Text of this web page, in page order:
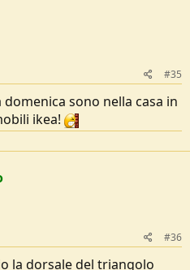
#35
sono nella casa in
ikea!
#36
la dorsale del triangolo